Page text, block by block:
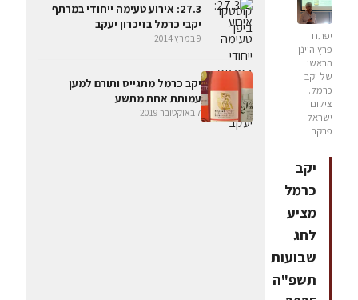
יפתח
פרץ היינן
הראשי
של יקב
כרמל.
צילום
ישראל
פרקר
יקב
כרמל
מציע
לחג
שבועות
תשפ"ה
27.3: אירוע טעימה ייחודי במרתף
יקבי כרמל בזיכרון יעקב
9 במרץ 2014
יקב כרמל מתגייס ותורם למען
עמותת אחת מתשע
7 באוקטובר 2019